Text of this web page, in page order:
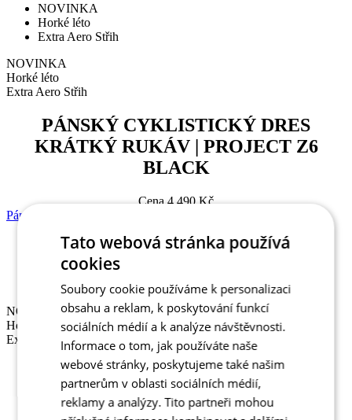
NOVINKA
Horké léto
Extra Aero Střih
NOVINKA
Horké léto
Extra Aero Střih
PÁNSKÝ CYKLISTICKÝ DRES
KRÁTKÝ RUKÁV | PROJECT Z6
BLACK
Cena4 490 Kč
Pánský cyklistický dres krátký rukáv | PROJECT Z6 White
NOVINKA
Horké léto
Extra Aero Střih
NOVINKA
Horké léto
Extra Aero Střih
PÁNSKÝ CYKLISTICKÝ DRES
KRÁTKÝ RUKÁV | PROJECT Z6
WHITE
Tato webová stránka používá
cookies
Soubory cookie používáme k personalizaci
obsahu a reklam, k poskytování funkcí
sociálních médií a k analýze návštěvnosti.
Informace o tom, jak používáte naše
webové stránky, poskytujeme také našim
partnerům v oblasti sociálních médií,
reklamy a analýzy. Tito partneři mohou